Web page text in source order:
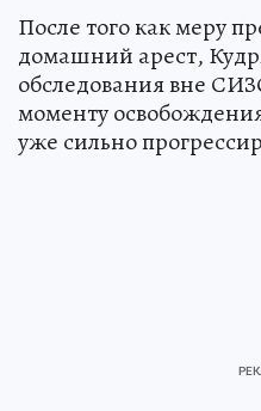
После того как меру
домашний арест,
обследования вне
моменту
уже сильно